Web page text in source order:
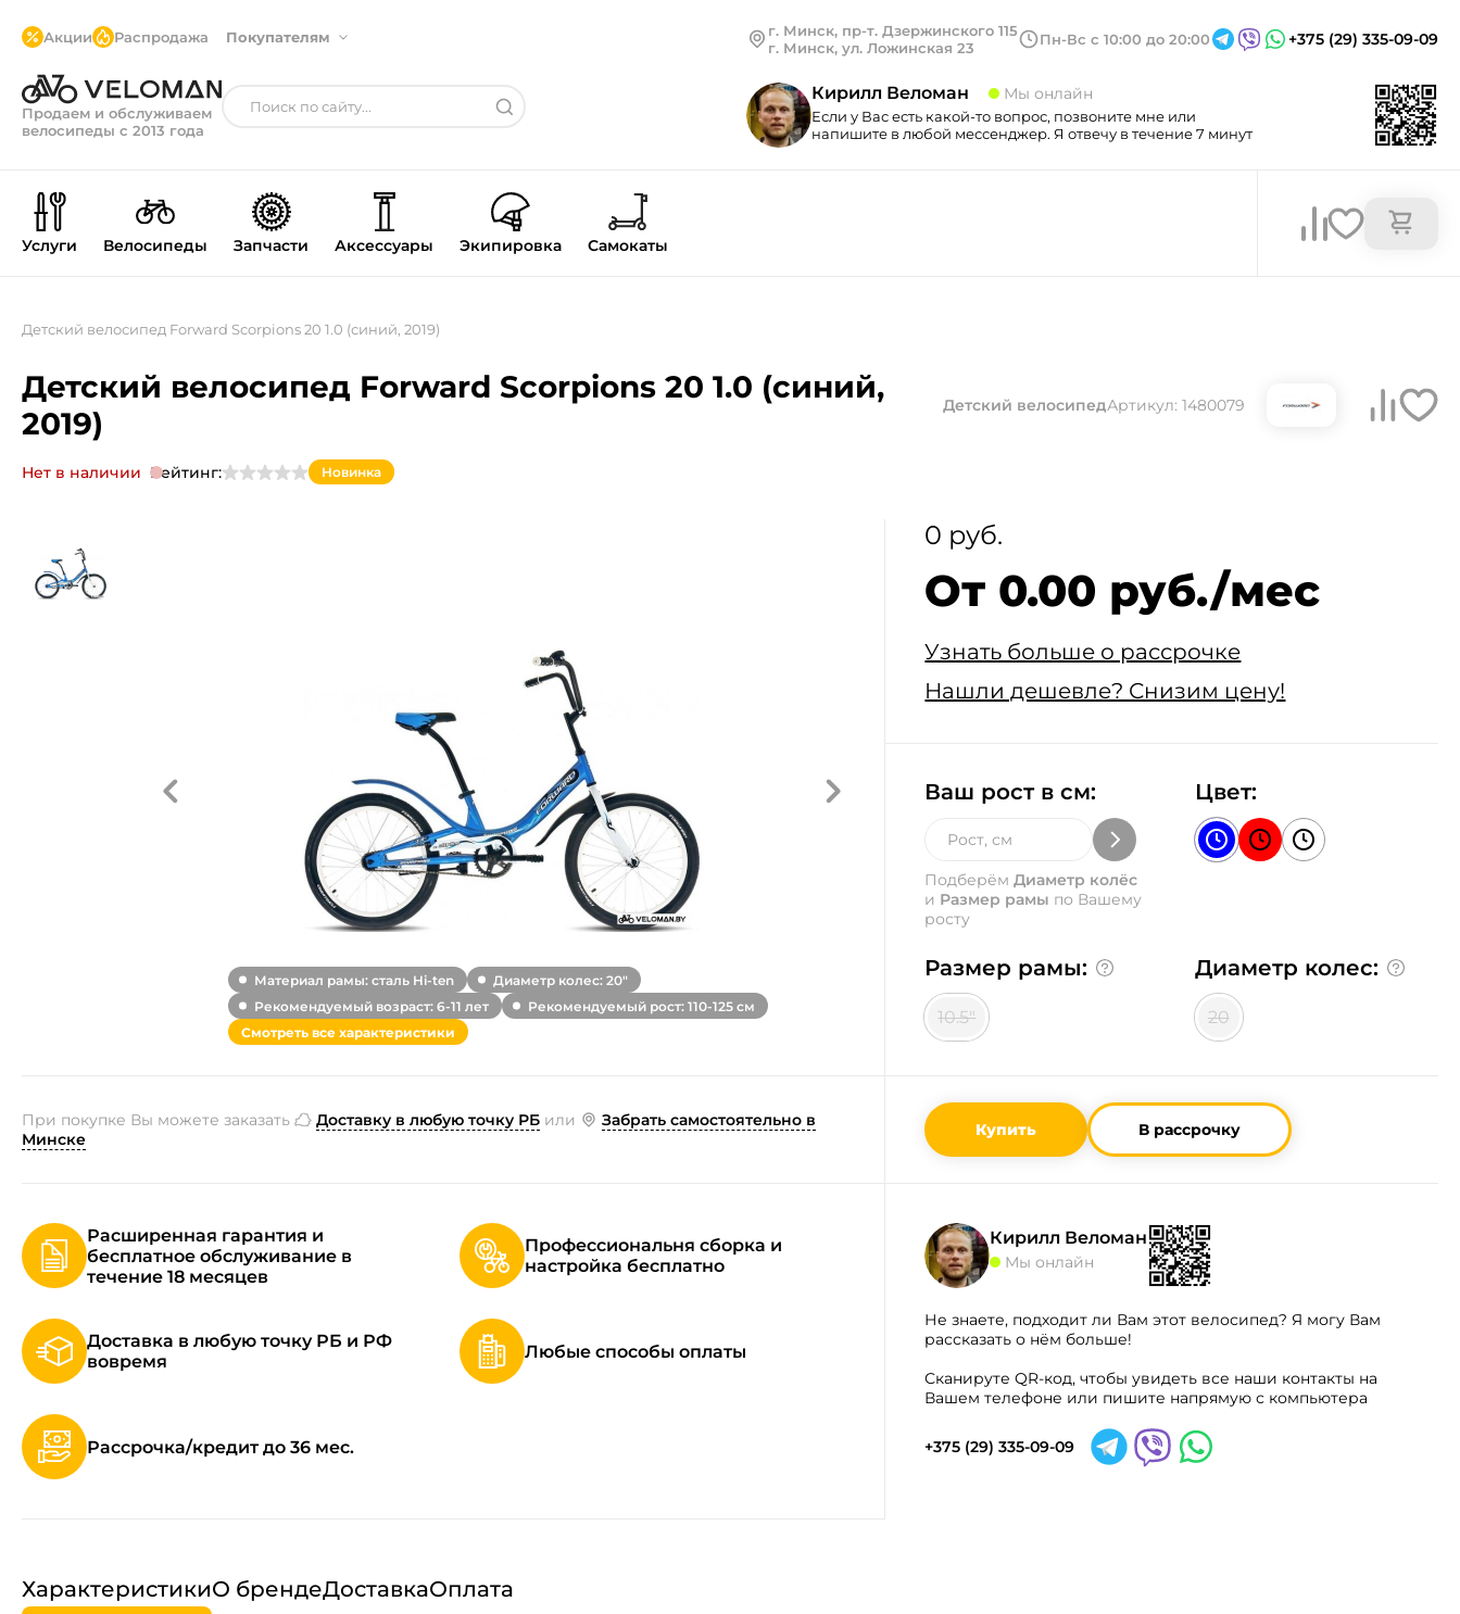
Акции Распродажа Покупателям
Продаем и обслуживаем
велосипеды с 2013 года
г. Минск, пр-т. Дзержинского 115
г. Минск, ул. Ложинская 23
Пн-Вс с 10:00 до 20:00 +375 (29) 335-09-09
Кирилл Веломан Мы онлайн
Если у Вас есть какой-то вопрос, позвоните мне или
напишите в любой мессенджер. Я отвечу в течение 7 минут
Услуги Велосипеды Запчасти Аксессуары Экипировка Самокаты
Детский велосипед Forward Scorpions 20 1.0 (синий, 2019)
Детский велосипед Forward Scorpions 20 1.0 (синий,
2019)
Детский велосипедАртикул: 1480079
Нет в наличии Рейтинг: Новинка
Материал рамы: сталь Hi-ten
Диаметр колес: 20"
Рекомендуемый возраст: 6-11 лет
Рекомендуемый рост: 110-125 см
Смотреть все характеристики
0 руб.
От 0.00 руб./мес
Узнать больше о рассрочке
Нашли дешевле? Снизим цену!
Ваш рост в см:
ПодберёмДиаметр колёс
и Размер рамы по Вашему
росту
Цвет:
Размер рамы:
10.5"
Диаметр колес:
20
При покупке Вы можете заказать Доставку в любую точку РБ или
Забрать самостоятельно в
Минске
Купить В рассрочку
Расширенная гарантия и
бесплатное обслуживание в
течение 18 месяцев
Профессиональня сборка и
настройка бесплатно
Доставка в любую точку РБ и РФ
вовремя
Любые способы оплаты
Рассрочка/кредит до 36 мес.
Кирилл Веломан
Мы онлайн
Не знаете, подходит ли Вам этот велосипед? Я могу Вам
рассказать о нём больше!
Сканируте QR-код, чтобы увидеть все наши контакты на
Вашем телефоне или пишите напрямую с компьютера
+375 (29) 335-09-09
ХарактеристикиО брендеДоставкаОплата